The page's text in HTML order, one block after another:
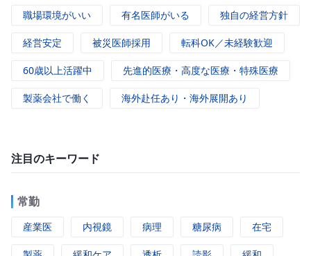
職場環境がいい 有名医師がいる 独自の経営方針
経営安定 被災医師採用 転科OK／未経験歓迎
60歳以上活躍中 先進的医療・高度な医療・特殊医療
製薬会社で働く 海外赴任あり・海外展開あり
注目のキーワード
常勤
産業医 内視鏡 病理 糖尿病 在宅